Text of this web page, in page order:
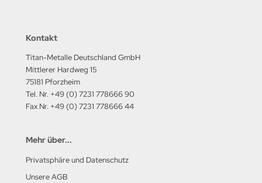
Kontakt
Titan-Metalle Deutschland GmbH
Mittlerer Hardweg 15
75181 Pforzheim
Tel. Nr. +49 (0) 7231 778666 90
Fax Nr. +49 (0) 7231 778666 44
Mehr über...
Privatsphäre und Datenschutz
Unsere AGB